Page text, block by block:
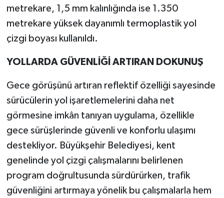
metrekare, 1,5 mm kalınlığında ise 1.350
metrekare yüksek dayanımlı termoplastik yol
çizgi boyası kullanıldı.
YOLLARDA GÜVENLİĞİ ARTIRAN DOKUNUŞ
Gece görüşünü artıran reflektif özelliği sayesinde
sürücülerin yol işaretlemelerini daha net
görmesine imkân tanıyan uygulama, özellikle
gece sürüşlerinde güvenli ve konforlu ulaşımı
destekliyor. Büyükşehir Belediyesi, kent
genelinde yol çizgi çalışmalarını belirlenen
program doğrultusunda sürdürürken, trafik
güvenliğini artırmaya yönelik bu çalışmalarla hem